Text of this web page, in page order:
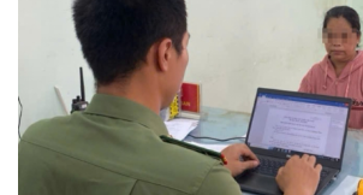
Văn học
Âm nhạc
Thời trang
Sao Việt